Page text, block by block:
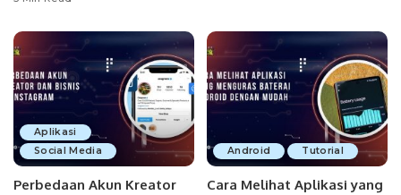
Aplikasi
Social Media
Perbedaan Akun Kreator
Android Tutorial
Cara Melihat Aplikasi yang